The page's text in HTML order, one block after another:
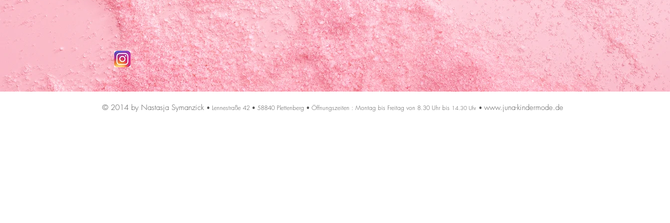
© 2014 by Nastasja Symanzick • Lennestraße 42 • 58840 Plettenberg • Öffnungszeiten : Montag bis Freitag von 8.30 Uhr bis 14.30 Uhr • www.juna-kindermode.de